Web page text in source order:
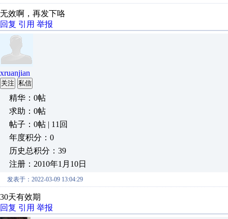
无效啊，再发下咯
回复 引用 举报
xruanjian
关注 私信
精华：0帖
求助：0帖
帖子：0帖 | 11回
年度积分：0
历史总积分：39
注册：2010年1月10日
发表于：2022-03-09 13:04:29
30天有效期
回复 引用 举报